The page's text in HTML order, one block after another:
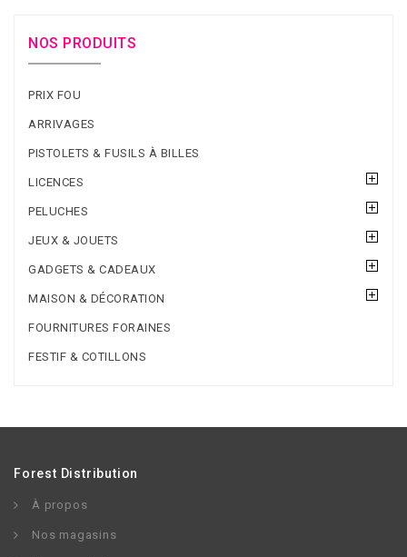
NOS PRODUITS
PRIX FOU
ARRIVAGES
PISTOLETS & FUSILS À BILLES
LICENCES
PELUCHES
JEUX & JOUETS
GADGETS & CADEAUX
MAISON & DÉCORATION
FOURNITURES FORAINES
FESTIF & COTILLONS
Forest Distribution
À propos
Nos magasins